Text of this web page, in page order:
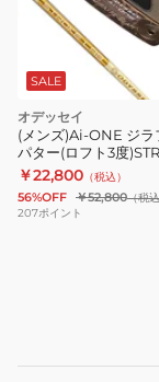
SALE
オデッセイ
(メンズ)Ai-ONE ジラ
パター(ロフト3度
90 STEEL
￥22,800 （税込）
56%OFF ￥52,800（税
207ポイント